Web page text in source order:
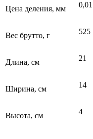
Цена деления, мм 0,01
Вес брутто, г 525
Длина, см 21
Ширина, см 14
Высота, см 4